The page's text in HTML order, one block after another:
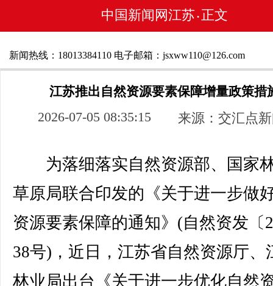
中国新闻网江苏 • 正文
新闻热线：18013384110 电子邮箱：jsxww110@126.com
江苏推出自然资源要素保障增量政策措
2026-07-05 08:35:15 来源：交汇点
为落细落实自然资源部、国家
草原局联合印发的《关于进一步做
资源要素保障的通知》(自然资发〔
38号)，近日，江苏省自然资源厅、
林业局出台《关于进一步优化自然